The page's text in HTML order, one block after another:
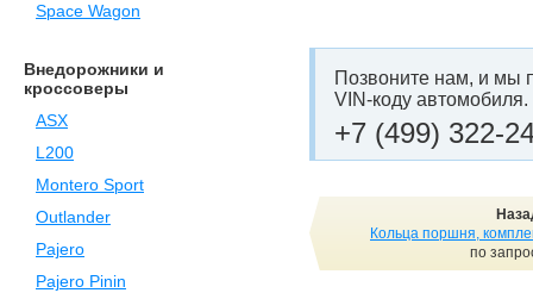
Space Wagon
Внедорожники и
кроссоверы
ASX
L200
Montero Sport
Outlander
Pajero
Pajero Pinin
Позвоните нам, и мы
VIN-коду автомобиля.
+7 (499) 322-
Кольца поршня,
по